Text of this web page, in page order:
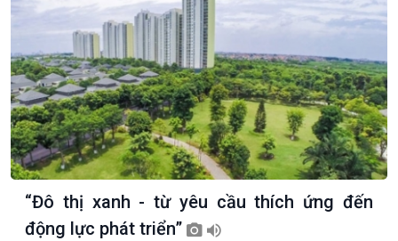
“Đô thị xanh - từ yêu cầu thích ứng đến
động lực phát triển”